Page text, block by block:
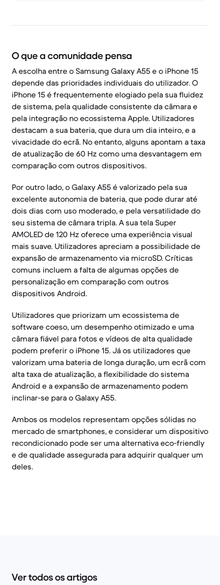
O que a comunidade pensa
A escolha entre o Samsung Galaxy A55 e o iPhone 15
depende das prioridades individuais do utilizador. O
iPhone 15 é frequentemente elogiado pela sua fluidez
de sistema, pela qualidade consistente da câmara e
pela integração no ecossistema Apple. Utilizadores
destacam a sua bateria, que dura um dia inteiro, e a
vivacidade do ecrã. No entanto, alguns apontam a taxa
de atualização de 60 Hz como uma desvantagem em
comparação com outros dispositivos.
Por outro lado, o Galaxy A55 é valorizado pela sua
excelente autonomia de bateria, que pode durar até
dois dias com uso moderado, e pela versatilidade do
seu sistema de câmara tripla. A sua tela Super
AMOLED de 120 Hz oferece uma experiência visual
mais suave. Utilizadores apreciam a possibilidade de
expansão de armazenamento via microSD. Críticas
comuns incluem a falta de algumas opções de
personalização em comparação com outros
dispositivos Android.
Utilizadores que priorizam um ecossistema de
software coeso, um desempenho otimizado e uma
câmara fiável para fotos e vídeos de alta qualidade
podem preferir o iPhone 15. Já os utilizadores que
valorizam uma bateria de longa duração, um ecrã com
alta taxa de atualização, a flexibilidade do sistema
Android e a expansão de armazenamento podem
inclinar-se para o Galaxy A55.
Ambos os modelos representam opções sólidas no
mercado de smartphones, e considerar um dispositivo
recondicionado pode ser uma alternativa eco-friendly
e de qualidade assegurada para adquirir qualquer um
deles.
Ver todos os artigos